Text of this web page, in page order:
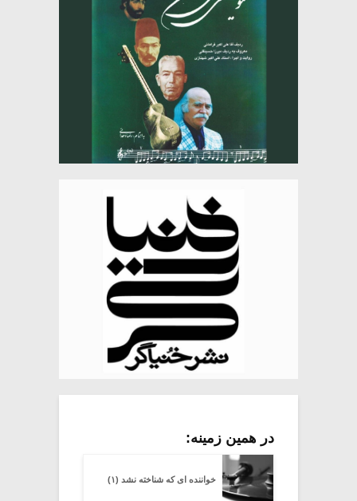
در همین زمینه:
خواننده ای که شناخته نشد (۱)